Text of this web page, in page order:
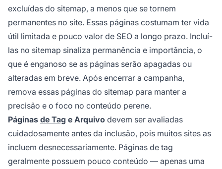
excluídas do sitemap, a menos que se tornem
permanentes no site. Essas páginas costumam ter vida
útil limitada e pouco valor de SEO a longo prazo. Incluí-
las no sitemap sinaliza permanência e importância, o
que é enganoso se as páginas serão apagadas ou
alteradas em breve. Após encerrar a campanha,
remova essas páginas do sitemap para manter a
precisão e o foco no conteúdo perene.
Páginas de Tag e Arquivo devem ser avaliadas
cuidadosamente antes da inclusão, pois muitos sites as
incluem desnecessariamente. Páginas de tag
geralmente possuem pouco conteúdo — apenas uma